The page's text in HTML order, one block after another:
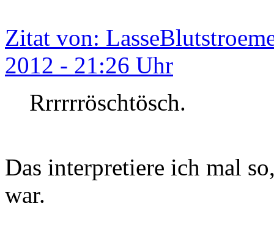
Zitat von:
2012 - 21:26 Uhr
Rrrrrröschtösch.
Das interpretiere ich mal
war.